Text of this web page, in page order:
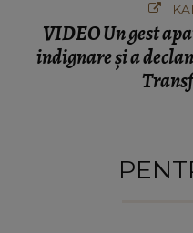
VIDEO Un gest
indignare și a